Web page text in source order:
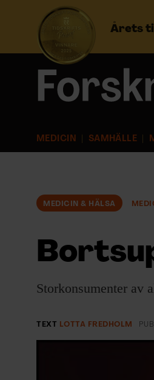
Årets
MEDICIN SAMHÄLLE
Prenumerera
ARKIV & E-
LYSSNA/
MEDICIN & HÄLSA
Storkonsumenter av
TEXT LOTTA FREDHOLM